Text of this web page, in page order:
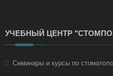
УЧЕБНЫЙ ЦЕНТР
Семинары и курсы по